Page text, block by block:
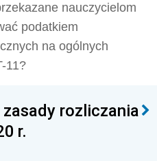
nauczycielom
podatkiem
na ogólnych
11?
rozliczania
r.